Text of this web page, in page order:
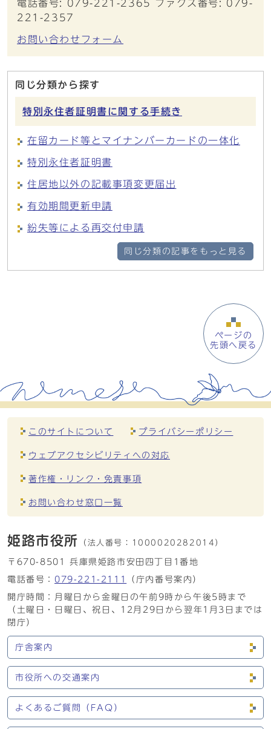
電話番号: 079-221-2365 ファクス番号: 079-
221-2357
お問い合わせフォーム
同じ分類から探す
特別永住者証明書に関する手続き
在留カード等とマイナンバーカードの一体化
特別永住者証明書
住居地以外の記載事項変更届出
有効期間更新申請
紛失等による再交付申請
同じ分類の記事をもっと見る
ページの
先頭へ戻る
このサイトについて プライバシーポリシー
ウェブアクセシビリティへの対応
著作権・リンク・免責事項
お問い合わせ窓口一覧
姫路市役所 （法人番号： 1000020282014）
〒670-8501 兵庫県姫路市安田四丁目1番地
電話番号： 079-221-2111
（庁内番号案内）
開庁時間：月曜日から金曜日の午前9時から午後5時まで
（土曜日・日曜日、祝日、12月29日から翌年1月3日までは
閉庁）
庁舎案内
市役所への交通案内
よくあるご質問（FAQ）